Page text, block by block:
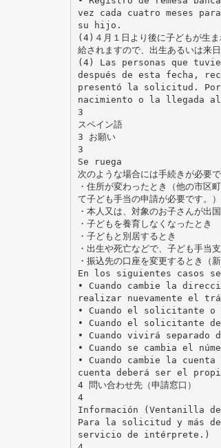
vez cada cuatro meses
su hijo.
(4)４月１日より後に子どもが生
給されますので、出生あるいは来
(4) Las personas que
después de esta fecha,
presentó la solicitud.
nacimiento o la llegada al
3
スペイン語
3 お願い
3
Se ruega
次のような場合には手続きが必要
・住所が変わったとき（他の市区
て子ども手当の申請が必要です。）
・本人又は、対象のお子さんが出
・子どもを養育しなくなったとき
・子どもと別居するとき
・出生や死亡などで、子ども手当
・振込先の口座を変更するとき（
En los siguientes casos
• Cuando cambie la
realizar nuevamente el
• Cuando el solicitante
• Cuando el solicitante
• Cuando vivirá separado
• Cuando se cambia el
• Cuando cambie la
cuenta deberá ser el
4 問い合わせ先（申請窓口）
4
Información (Ventanilla
Para la solicitud y más
servicio de intérprete.)